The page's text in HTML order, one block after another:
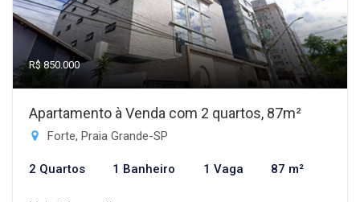
R$ 850.000
Apartamento à Venda com 2 quartos, 87m²
Forte, Praia Grande-SP
2 Quartos 1 Banheiro 1 Vaga 87 m²